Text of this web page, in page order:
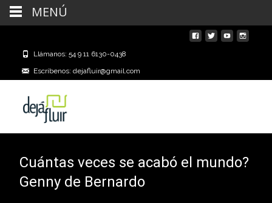
Llámanos: 54 9 11 6130-0438
Escríbenos: dejafluir@gmail.com
Cuántas veces se acabó el mundo?
Genny de Bernardo
MENÚ